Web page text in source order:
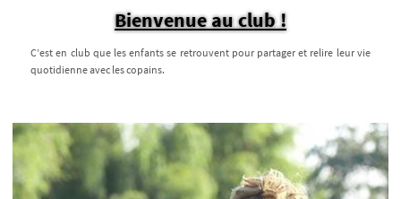
Bienvenue au club !
C’est en club que les enfants se retrouvent pour partager et relire leur vie
quotidienne avec les copains.